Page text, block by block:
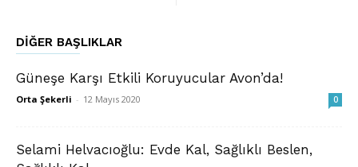
DIĞER BAŞLIKLAR
​Güneşe Karşı Etkili Koruyucular Avon’da!
Orta Şekerli - 12 Mayıs 2020 0
Selami Helvacıoğlu: Evde Kal, Sağlıklı Beslen,